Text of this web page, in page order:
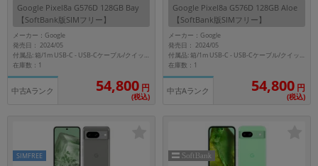
Google Pixel8a G576D 128GB Bay
【SoftBank版SIMフリー】
メーカー：Google
発売日： 2024/05
付属品: 箱/1m USB-C - USB-Cケーブル/クイックスイッチアダプター/SIM取り出しツール/マニュアル
在庫数：1
中古Aランク 54,800 円
(税込)
Google Pixel8a G576D 128GB Aloe
【SoftBank版SIMフリー】
メーカー：Google
発売日： 2024/05
付属品: 箱/1m USB-C - USB-Cケーブル/クイックスイッチアダプター/SIM取り出しツール/マニュアル
在庫数：1
中古Aランク 54,800 円
(税込)
SIMFREE